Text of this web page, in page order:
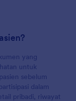
yang
untuk
sebelum
dalam
pribadi, riwayat